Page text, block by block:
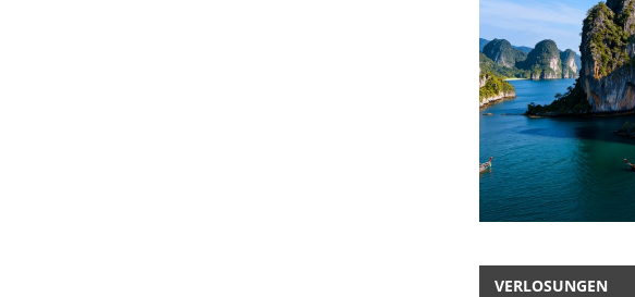
VERLOSUNGEN